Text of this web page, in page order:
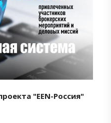
"EEN-Россия"